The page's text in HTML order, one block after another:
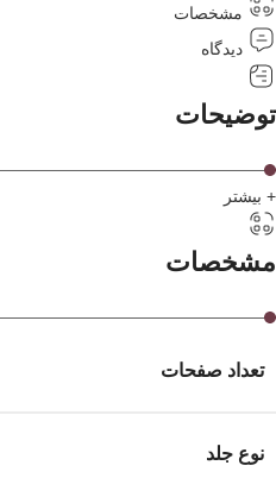
مشخصات
دیدگاه
توضیحات
+ بیشتر
مشخصات
تعداد صفحات
نوع جلد